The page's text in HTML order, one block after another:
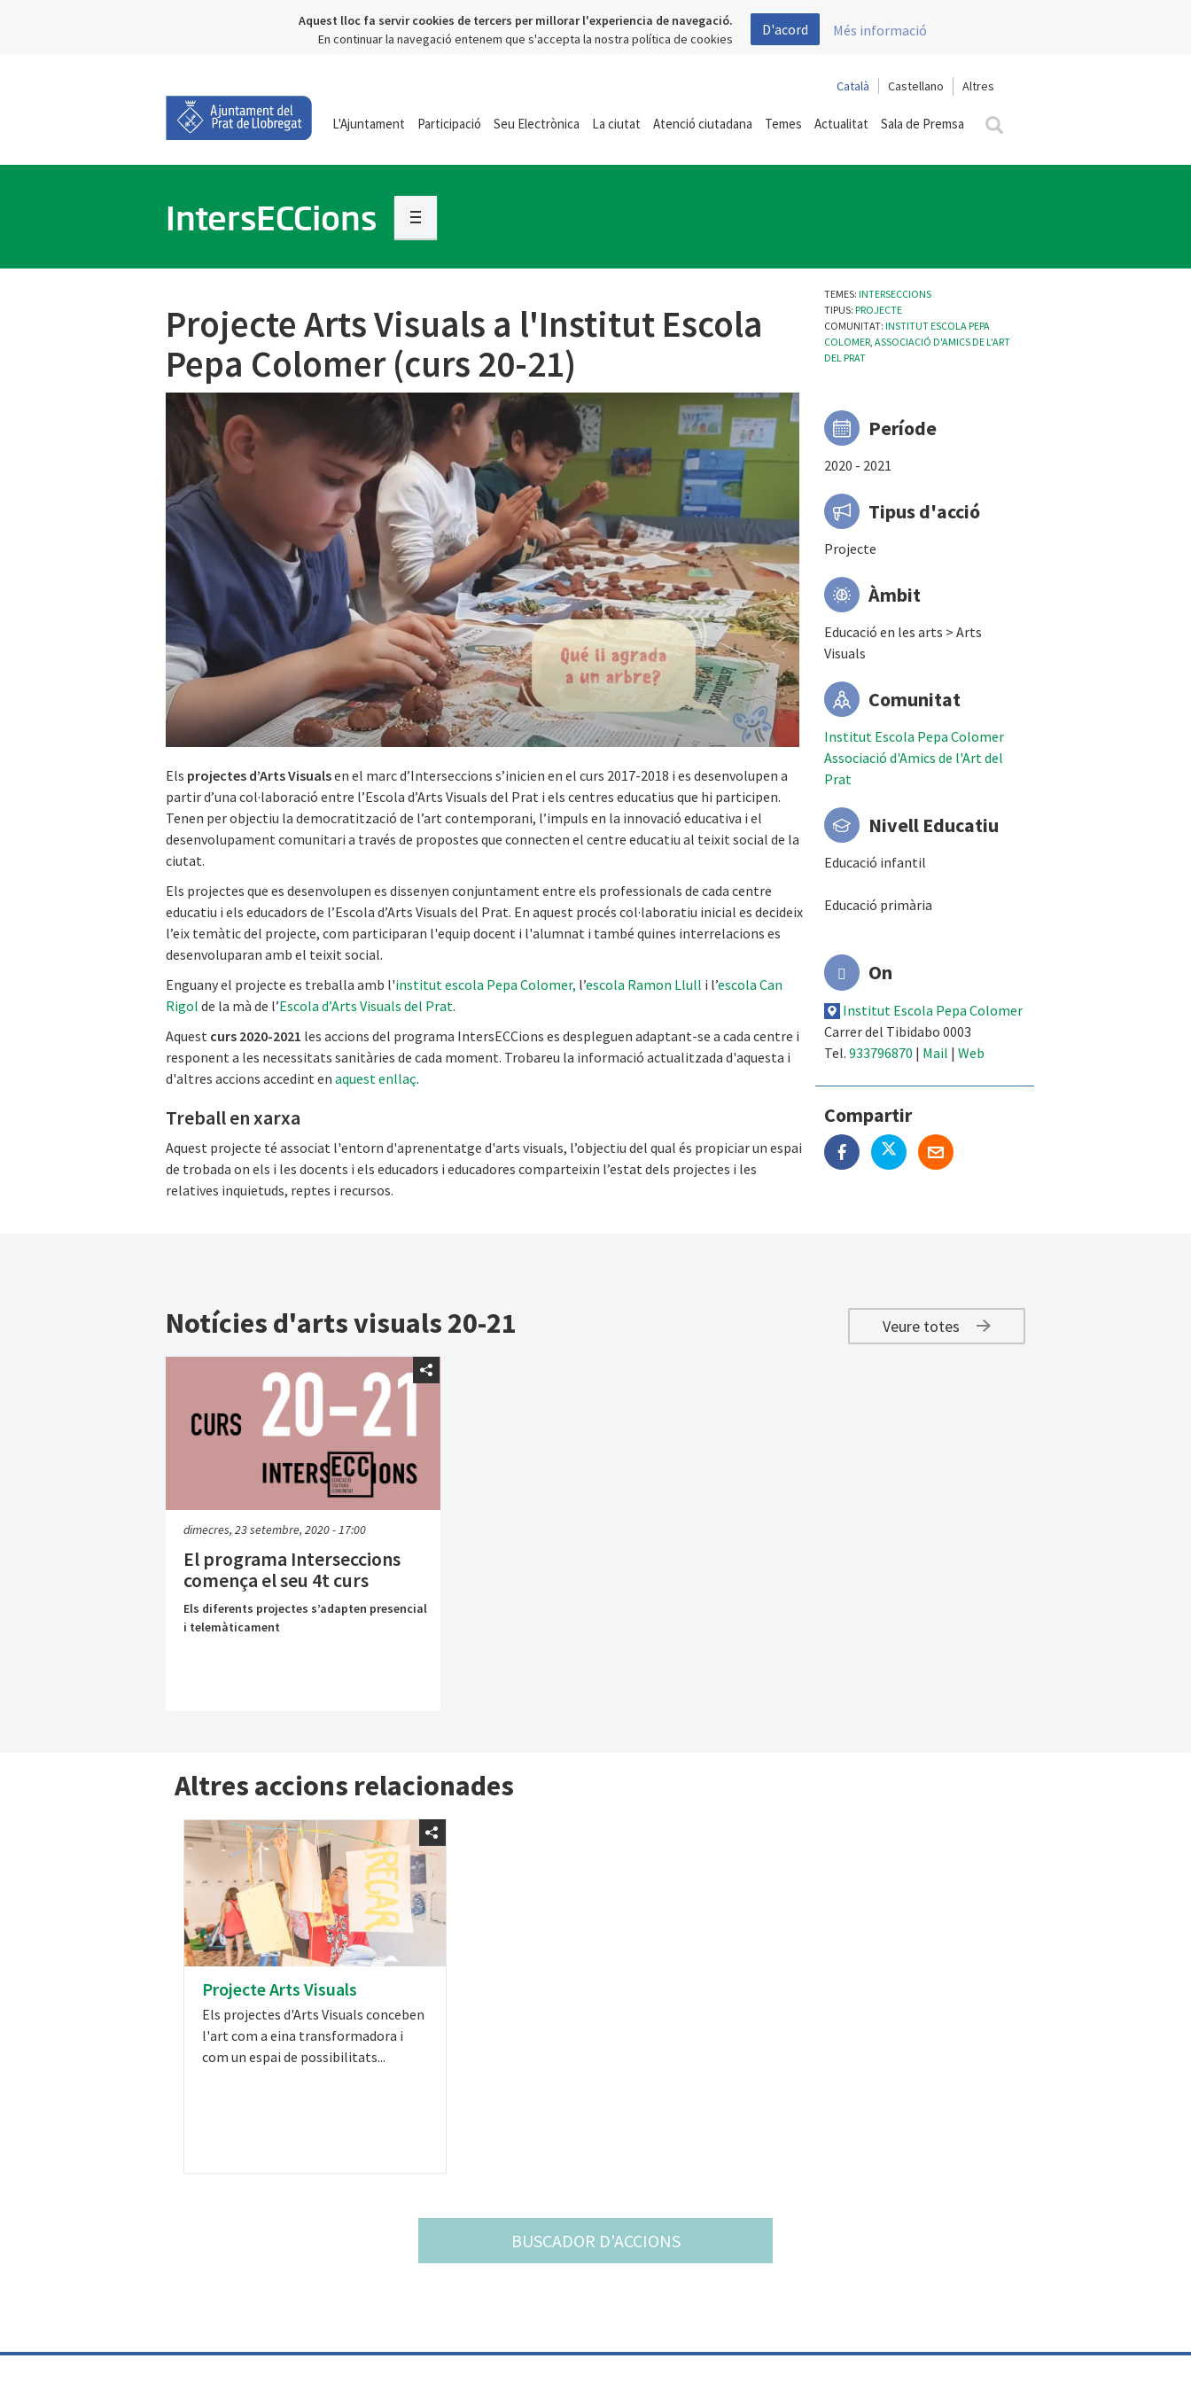
Aquest lloc fa servir cookies de tercers per millorar l'experiencia de navegació.
En continuar la navegació entenem que s'accepta la nostra política de cookies
D'acord Més informació
Català Castellano
L'Ajuntament Participació Seu Electrònica La ciutat Atenció ciutadana Temes Actualitat Sala de Premsa
IntersECCions
Projecte Arts Visuals a l'Institut Escola
Pepa Colomer (curs 20-21)
TEMES: INTERSECCIONS
TIPUS: PROJECTE
COMUNITAT: INSTITUT ESCOLA PEPA
COLOMER, ASSOCIACIÓ D'AMICS DE L'ART
DEL PRAT
Període
2020 - 2021
Tipus d'acció
Projecte
Àmbit
Educació en les arts > Arts
Visuals
Comunitat
Institut Escola Pepa Colomer
Associació d'Amics de l'Art del
Prat
Nivell Educatiu
Educació infantil
Educació primària
On
Institut Escola Pepa Colomer
Carrer del Tibidabo 0003
Tel. 933796870 | Mail | Web
Compartir
Els projectes d’Arts Visualsen el marc d’Interseccions s’inicien en el curs 2017-2018 i es desenvolupen a
partir d’una col·laboració entre l’Escola d’Arts Visuals del Prat i els centres educatius que hi participen.
Tenen per objectiu la democratització de l’art contemporani, l’impuls en la innovació educativa i el
desenvolupament comunitari a través de propostes que connecten el centre educatiu al teixit social de la
ciutat.
Els projectes que es desenvolupen es dissenyen conjuntament entre els professionals de cada centre
educatiu i els educadors de l’Escola d’Arts Visuals del Prat. En aquest procés col·laboratiu inicial es decideix
l’eix temàtic del projecte, com participaran l'equip docent i l'alumnat i també quines interrelacions es
desenvoluparan amb el teixit social.
Enguany el projecte es treballa amb l'institut escola Pepa Colomer, l’escola Ramon Llull i l’escola Can
Rigol de la mà de l’Escola d’Arts Visuals del Prat.
Aquest curs 2020-2021 les accions del programa IntersECCions es despleguen adaptant-se a cada centre i
responent a les necessitats sanitàries de cada moment. Trobareu la informació actualitzada d'aquesta i
d'altres accions accedint en aquest enllaç.
Treball en xarxa
Aquest projecte té associat l'entorn d'aprenentatge d'arts visuals, l’objectiu del qual és propiciar un espai
de trobada on els i les docents i els educadors i educadores comparteixin l’estat dels projectes i les
relatives inquietuds, reptes i recursos.
Notícies d'arts visuals 20-21 Veure totes
dimecres, 23 setembre, 2020 - 17:00
El programa Interseccions
comença el seu 4t curs
Els diferents projectes s’adapten presencial
i telemàticament
Altres accions relacionades
Projecte Arts Visuals
Els projectes d'Arts Visuals conceben
l'art com a eina transformadora i
com un espai de possibilitats...
BUSCADOR D'ACCIONS